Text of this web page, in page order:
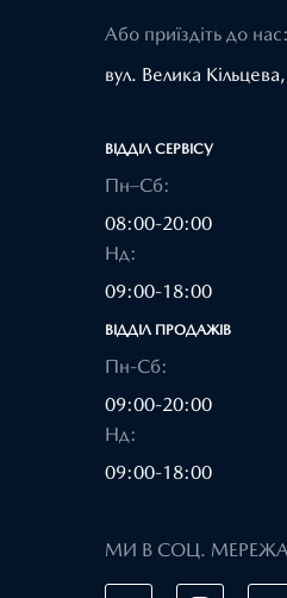
Або приїздіть до нас:
вул. Велика
ВІДДІЛ CЕРВІСУ
Пн–Сб:
08:00-20:00
Нд:
09:00-18:00
ВІДДІЛ ПРОДАЖІВ
Пн-Сб:
09:00-20:00
Нд:
09:00-18:00
МИ В СОЦ.